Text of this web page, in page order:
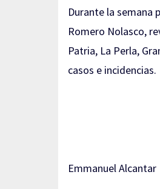
Durante la semana
Romero Nolasco,
Patria, La Perla,
casos e incidencias.
Emmanuel Alcantar